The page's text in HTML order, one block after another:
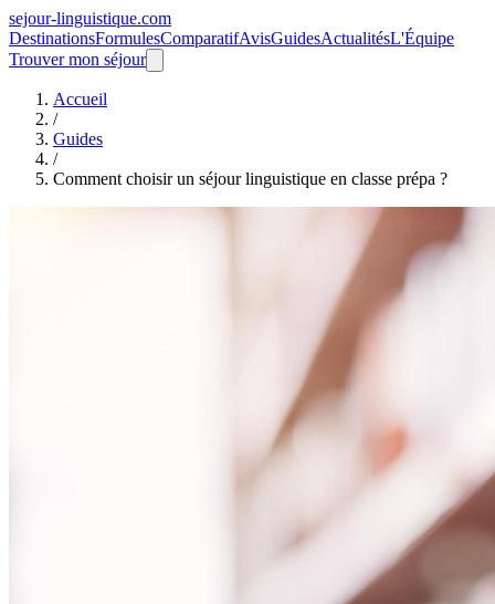
sejour-linguistique.com
DestinationsFormulesComparatifAvisGuidesActualitésL'Équipe
Trouver mon séjour
Accueil
/
Guides
/
Comment choisir un séjour linguistique en classe prépa ?